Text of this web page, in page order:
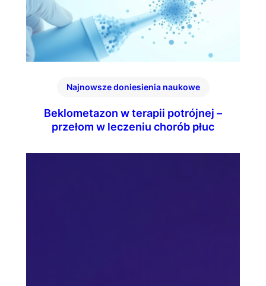
Najnowsze doniesienia naukowe
Beklometazon w terapii potrójnej –
przełom w leczeniu chorób płuc